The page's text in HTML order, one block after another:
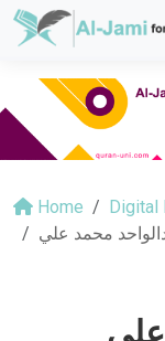
Home Digital
محمد علي